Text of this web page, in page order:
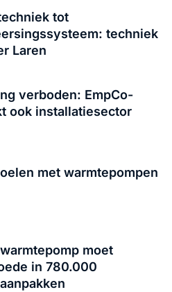
tot
techniek
Laren
verboden: EmpCo-
ook installatiesector
met warmtepompen
moet
in 780.000